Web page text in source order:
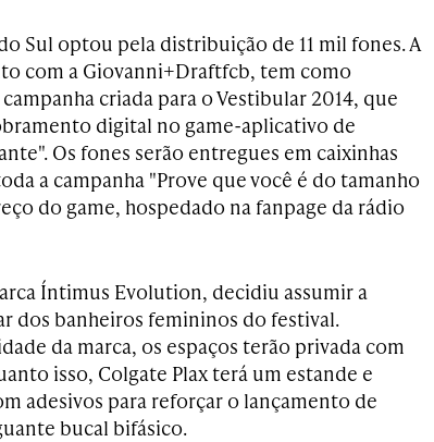
Sul optou pela distribuição de 11 mil fones. A
com a Giovanni+Draftfcb, tem como
criada para o Vestibular 2014, que
digital no game-aplicativo de
Os fones serão entregues em caixinhas
a campanha "Prove que você é do tamanho
do game, hospedado na fanpage da rádio
Íntimus Evolution, decidiu assumir a
dos banheiros femininos do festival.
da marca, os espaços terão privada com
isso, Colgate Plax terá um estande e
adesivos para reforçar o lançamento de
bucal bifásico.